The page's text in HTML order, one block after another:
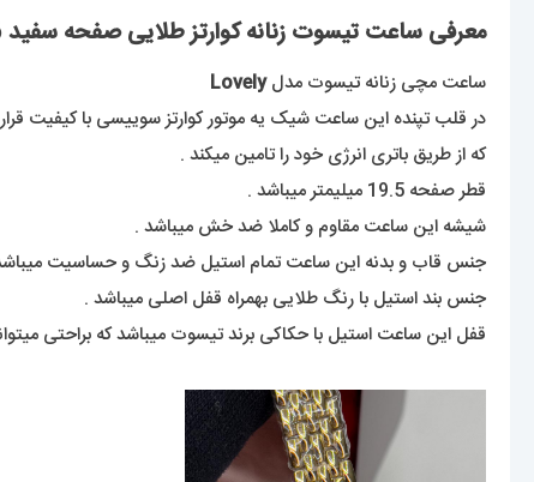
معرفی ساعت تیسوت زنانه کوارتز طلایی صفحه سفید 020986 TISSOT Lovely
ساعت مچی زنانهتیسوت مدلLovely
در قلب تپنده این ساعت شیک یه موتور کوارتز سوییسی با کیفیت قرار
که از طریق باتری انرژی خود را تامین میکند .
قطر صفحه 19.5 میلیمتر میباشد .
شیشه این ساعت مقاوم و کاملا ضد خش میباشد .
جنس قاب و بدنه این ساعت تمام استیل ضد زنگ و حساسیت
جنس بند استیل با رنگ طلایی بهمراه قفل اصلی میباشد .
قفل این ساعت استیل با حکاکی برند تیسوت میباشد که براحتی